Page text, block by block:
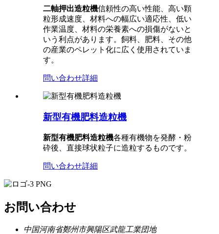
二軸押出造粒機信頼性の高い性能、高い顆
粒形成速度、材料への幅広い適応性、低い
作業温度、材料の栄養素への損傷がないと
いう利点があります。飼料、肥料、その他
の産業のペレット化に広く使用されていま
す。
問い合わせ詳細
新型有機肥料造粒機
新型有機肥料造粒機各種有機物を発酵・粉
砕後、直接球状粒子に造粒するものです。
問い合わせ詳細
お問い合わせ
中国河南省鄭州市興陽区武龍工業団地